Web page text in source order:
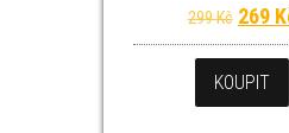
299Kč 269
KOUPIT